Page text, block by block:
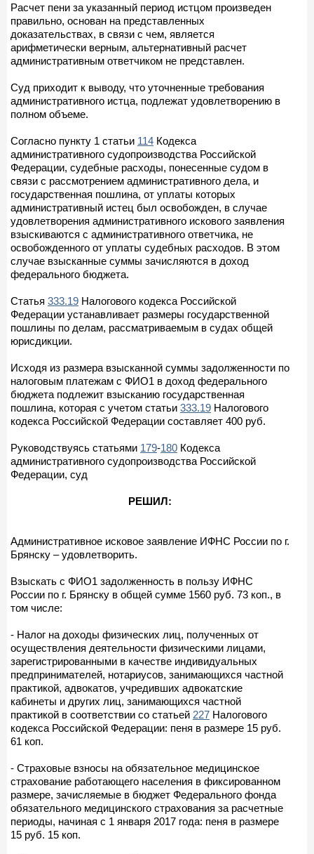
Расчет пени за указанный период истцом произведен
правильно, основан на представленных
доказательствах, в связи с чем, является
арифметически верным, альтернативный расчет
административным ответчиком не представлен.
Суд приходит к выводу, что уточненные требования
административного истца, подлежат удовлетворению в
полном объеме.
Согласно пункту 1 статьи 114 Кодекса
административного судопроизводства Российской
Федерации, судебные расходы, понесенные судом в
связи с рассмотрением административного дела, и
государственная пошлина, от уплаты которых
административный истец был освобожден, в случае
удовлетворения административного искового заявления
взыскиваются с административного ответчика, не
освобожденного от уплаты судебных расходов. В этом
случае взысканные суммы зачисляются в доход
федерального бюджета.
Статья 333.19 Налогового кодекса Российской
Федерации устанавливает размеры государственной
пошлины по делам, рассматриваемым в судах общей
юрисдикции.
Исходя из размера взысканной суммы задолженности по
налоговым платежам с ФИО1 в доход федерального
бюджета подлежит взысканию государственная
пошлина, которая с учетом статьи 333.19 Налогового
кодекса Российской Федерации составляет 400 руб.
Руководствуясь статьями 179-180 Кодекса
административного судопроизводства Российской
Федерации, суд
РЕШИЛ:
Административное исковое заявление ИФНС России по г.
Брянску – удовлетворить.
Взыскать с ФИО1 задолженность в пользу ИФНС
России по г. Брянску в общей сумме 1560 руб. 73 коп., в
том числе:
- Налог на доходы физических лиц, полученных от
осуществления деятельности физическими лицами,
зарегистрированными в качестве индивидуальных
предпринимателей, нотариусов, занимающихся частной
практикой, адвокатов, учредивших адвокатские
кабинеты и других лиц, занимающихся частной
практикой в соответствии со статьей 227 Налогового
кодекса Российской Федерации: пеня в размере 15 руб.
61 коп.
- Страховые взносы на обязательное медицинское
страхование работающего населения в фиксированном
размере, зачисляемые в бюджет Федерального фонда
обязательного медицинского страхования за расчетные
периоды, начиная с 1 января 2017 года: пеня в размере
15 руб. 15 коп.